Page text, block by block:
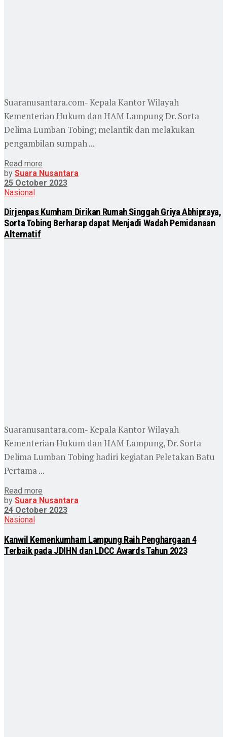
Suaranusantara.com- Kepala Kantor Wilayah
Kementerian Hukum dan HAM Lampung Dr. Sorta
Delima Lumban Tobing; melantik dan melakukan
pengambilan sumpah ...
Read more
by Suara Nusantara
25 October 2023
Nasional
Dirjenpas Kumham Dirikan Rumah Singgah Griya Abhipraya,
Sorta Tobing Berharap dapat Menjadi Wadah Pemidanaan
Alternatif
Suaranusantara.com- Kepala Kantor Wilayah
Kementerian Hukum dan HAM Lampung, Dr. Sorta
Delima Lumban Tobing hadiri kegiatan Peletakan Batu
Pertama ...
Read more
by Suara Nusantara
24 October 2023
Nasional
Kanwil Kemenkumham Lampung Raih Penghargaan 4
Terbaik pada JDIHN dan LDCC Awards Tahun 2023